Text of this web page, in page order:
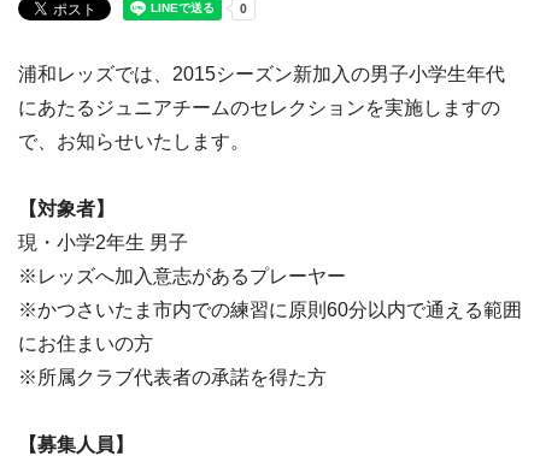
浦和レッズでは、2015シーズン新加入の男子小学生年代
にあたるジュニアチームのセレクションを実施しますの
で、お知らせいたします。
【対象者】
現・小学2年生 男子
※レッズへ加入意志があるプレーヤー
※かつさいたま市内での練習に原則60分以内で通える範囲
にお住まいの方
※所属クラブ代表者の承諾を得た方
【募集人員】